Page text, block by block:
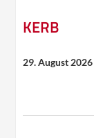
KERB
29. August 2026